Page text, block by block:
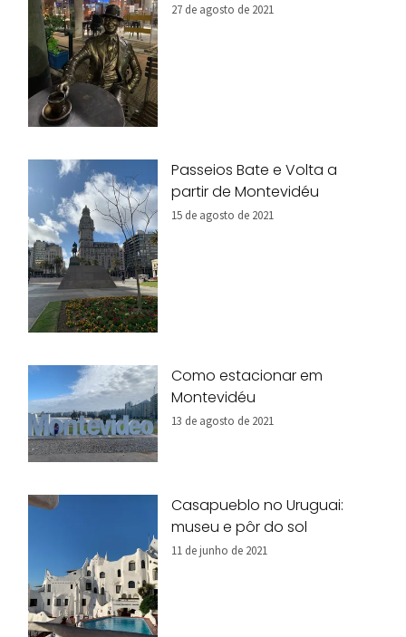
27 de agosto de 2021
Passeios Bate e Volta a
partir de Montevidéu
15 de agosto de 2021
Como estacionar em
Montevidéu
13 de agosto de 2021
Casapueblo no Uruguai:
museu e pôr do sol
11 de junho de 2021